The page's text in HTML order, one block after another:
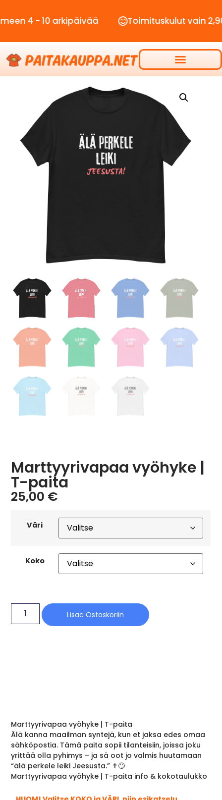
- 10 arkipäivää Toimituskulut vain 2,90€
Marttyyrivapaa vyöhyke |
T-paita
25,00 €
Väri
Koko
Lisää Ostoskoriin
Marttyyrivapaa vyöhyke | T-paita
Älä kanna maailman syntejä, kun et jaksa edes omaa
sähköpostia. Tämä paita sopii tilanteisiin, joissa joku
yrittää olla pyhimys – ja sä oot jo valmis huutamaan
“älä perkele leiki Jeesusta.” ✝️🙄
Marttyyrivapaa vyöhyke | T-paita info & kokotaulukko